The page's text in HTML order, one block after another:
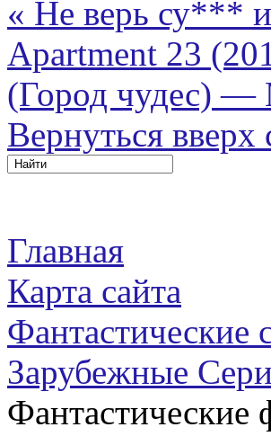
« Не верь су***
Apartment 23
(Город чудес) —
Вернуться вверх
Главная
Карта сайта
Фантастические
Зарубежные
Фантастические